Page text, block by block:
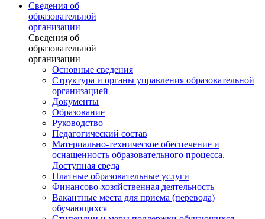
Сведения об
образовательной
организации
Сведения об
образовательной
организации
Основные сведения
Структура и органы управления образовательной
организацией
Документы
Образование
Руководство
Педагогический состав
Материально-техническое обеспечение и
оснащенность образовательного процесса.
Доступная среда
Платные образовательные услуги
Финансово-хозяйственная деятельность
Вакантные места для приема (перевода)
обучающихся